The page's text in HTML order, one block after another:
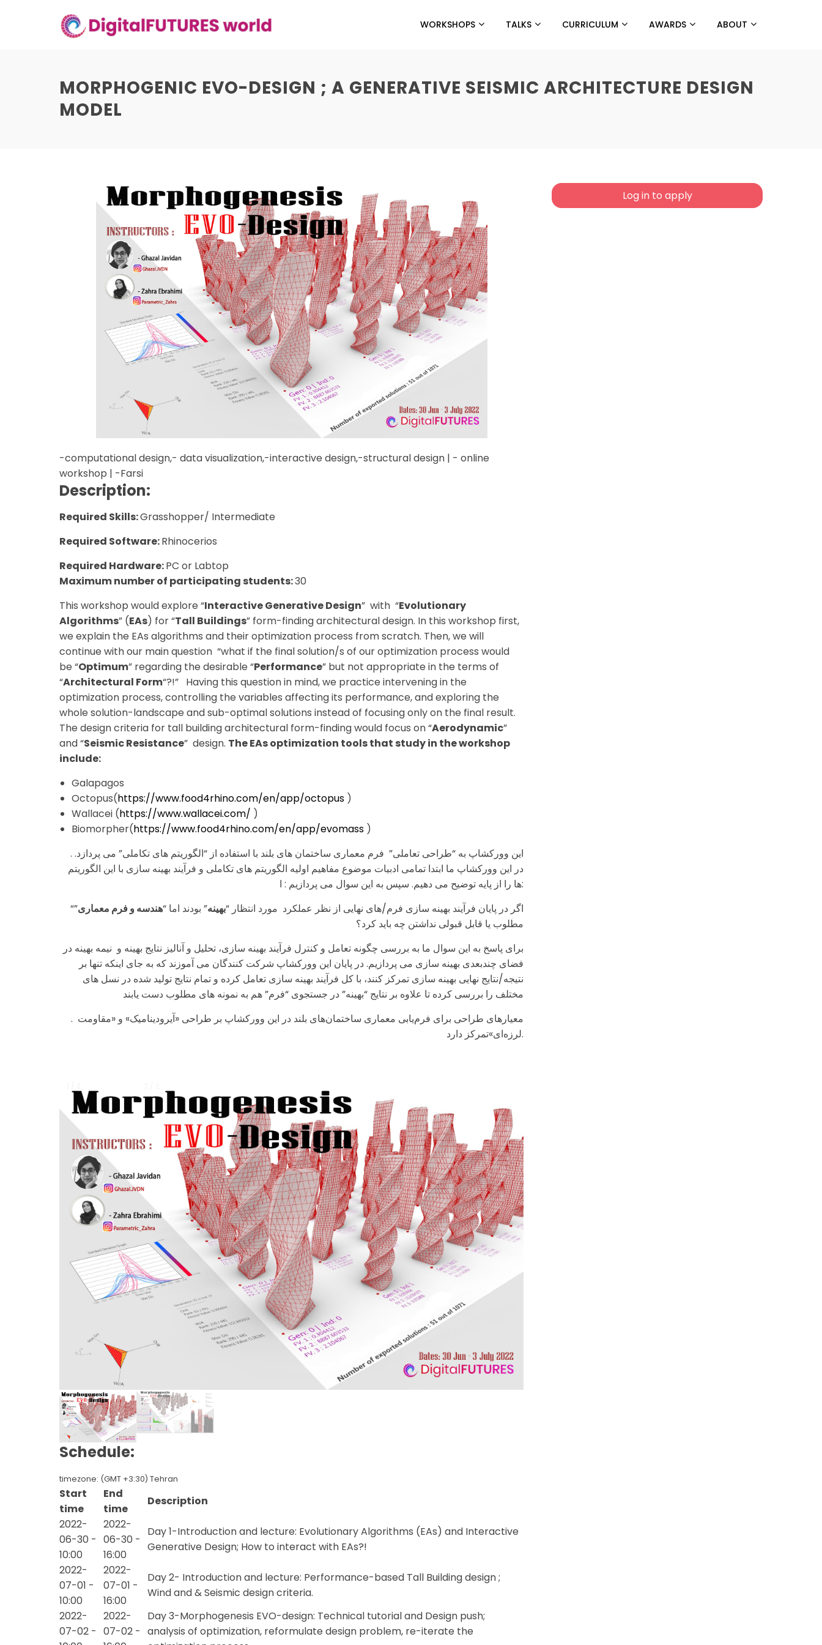
WORKSHOPS TALKS CURRICULUM AWARDS ABOUT
MORPHOGENIC EVO-DESIGN ; A GENERATIVE SEISMIC ARCHITECTURE DESIGN
MODEL
-computational design,- data visualization,-interactive design,-structural design | - online
workshop | -Farsi
Description:
Required Skills:Grasshopper/ Intermediate
Required Software:Rhinocerios
Required Hardware:PC or Labtop
Maximum number of participating students:30
This workshop would explore “Interactive Generative Design” with “Evolutionary
Algorithms” (EAs) for “Tall Buildings” form-finding architectural design. In this workshop first,
we explain the EAs algorithms and their optimization process from scratch. Then, we will
continue with our main question “what if the final solution/s of our optimization process would
be “Optimum” regarding the desirable “Performance” but not appropriate in the terms of
“Architectural Form“?!” Having this question in mind, we practice intervening in the
optimization process, controlling the variables affecting its performance, and exploring the
whole solution-landscape and sub-optimal solutions instead of focusing only on the final result.
The design criteria for tall building architectural form-finding would focus on “Aerodynamic”
and “Seismic Resistance” design. The EAs optimization tools that study in the workshop
include:
Galapagos
Octopus(https://www.food4rhino.com/en/app/octopus )
Wallacei (https://www.wallacei.com/ )
Biomorpher(https://www.food4rhino.com/en/app/evomass )
. این وورکشاپ به “طراحی تعاملی” فرم معماری ساختمان های بلند با استفاده از “الگوریتم های تکاملی” می پردازد.
در این وورکشاپ ما ابتدا تمامی ادبیات موضوع مفاهیم اولیه الگوریتم های تکاملی و فرآیند بهینه سازی با این الگوریتم
ها را از پایه توضیح می دهیم. سپس به این سوال می پردازیم : ا:
“اگر در پایان فرآیند بهینه سازی فرم/های نهایی از نظر عملکرد مورد انتظار “بهینه” بودند اما “هندسه و فرم معماری”
مطلوب یا قابل قبولی نداشتن چه باید کرد؟
برای پاسخ به این سوال ما به بررسی چگونه تعامل و کنترل فرآیند بهینه سازی، تحلیل و آنالیز نتایج بهینه و نیمه بهینه در
فضای چندبعدی بهینه سازی می پردازیم. در پایان این وورکشاپ شرکت کنندگان می آموزند که به جای اینکه تنها بر
نتیجه/نتایج نهایی بهینه سازی تمرکز کنند، با کل فرآیند بهینه سازی تعامل کرده و تمام نتایج تولید شده در نسل های
مختلف را بررسی کرده تا علاوه بر نتایج “بهینه” در جستجوی “فرم” هم به نمونه های مطلوب دست یابند
. معیارهای طراحی برای فرم‌یابی معماری ساختمان‌های بلند در این وورکشاپ بر طراحی «آیرودینامیک» و «مقاومت
لرزه‌ای»تمرکز دارد.
Schedule:
timezone: (GMT +3:30) Tehran
Start
time
End
time
Description
2022-
06-30 -
10:00
2022-
06-30 -
16:00
Day 1-Introduction and lecture: Evolutionary Algorithms (EAs) and Interactive
Generative Design; How to interact with EAs?!
2022-
07-01 -
10:00
2022-
07-01 -
16:00
Day 2- Introduction and lecture: Performance-based Tall Building design ;
Wind and & Seismic design criteria.
2022-
07-02 -
2022-
07-02 -
Day 3-Morphogenesis EVO-design: Technical tutorial and Design push;
analysis of optimization, reformulate design problem, re-iterate the
Log in to apply